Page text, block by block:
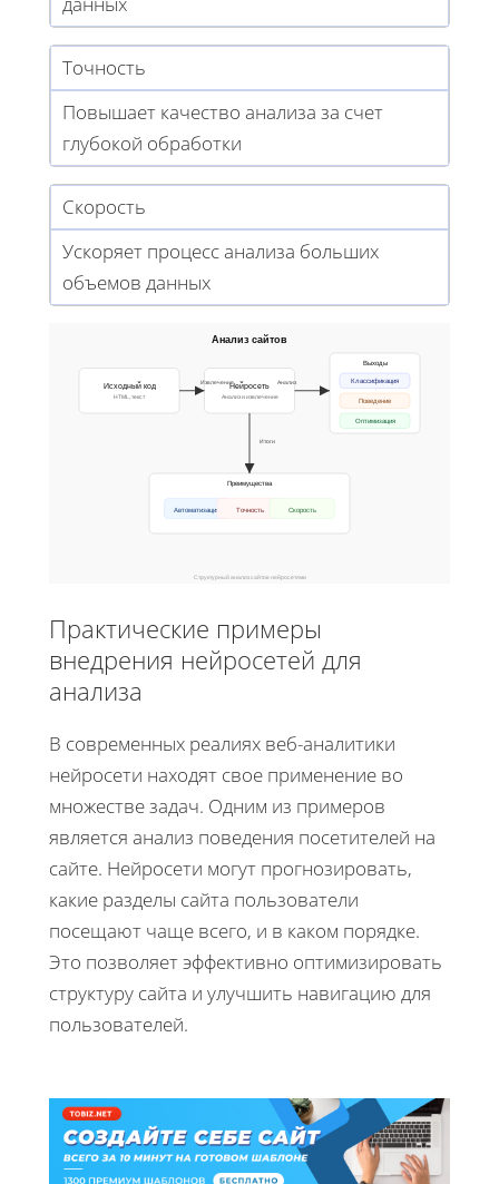
Точность
Повышает качество анализа за счет
глубокой обработки
Скорость
Ускоряет процесс анализа больших
объемов данных
Анализ сайтов
Исходный код
HTML, текст
Нейросеть
Анализ и извлечение
Выходы
Классификация
Поведение
Оптимизация
Преимущества
Автоматизация Точность Скорость
Извлечение Анализ
Итоги
Структурный анализ сайтов нейросетями
Практические примеры
внедрения нейросетей для
анализа
В современных реалиях веб-аналитики
нейросети находят свое применение во
множестве задач. Одним из примеров
является анализ поведения посетителей на
сайте. Нейросети могут прогнозировать,
какие разделы сайта пользователи
посещают чаще всего, и в каком порядке.
Это позволяет эффективно оптимизировать
структуру сайта и улучшить навигацию для
пользователей.